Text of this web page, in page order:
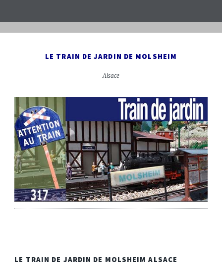
LE TRAIN DE JARDIN DE MOLSHEIM
Alsace
LE TRAIN DE JARDIN DE MOLSHEIM ALSACE